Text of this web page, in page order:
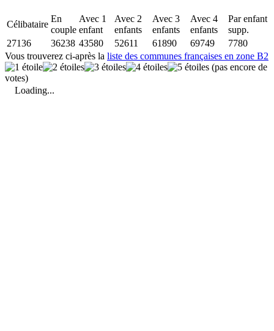
Célibataire
En
couple
Avec 1
enfant
Avec 2
enfants
Avec 3
enfants
Avec 4
enfants
Par enfant
supp.
27136
36238 43580 52611 61890 69749
7780
Vous trouverez ci-après la liste des communes françaises en zone B2
(pas encore de
votes)
Loading...